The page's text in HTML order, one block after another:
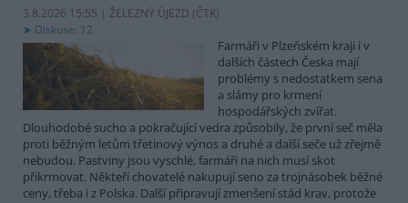
3.8.2026 15:55 | ŽELEZNÝ ÚJEZD (ČTK)
Diskuse: 12
Farmáři v Plzeňském kraji i v
dalších částech Česka mají
problémy s nedostatkem sena
a slámy pro krmení
hospodářských zvířat.
Dlouhodobé sucho a pokračující vedra způsobily, že první seč měla
proti běžným letům třetinový výnos a druhé a další seče už zřejmě
nebudou. Pastviny jsou vyschlé, farmáři na nich musí skot
přikrmovat. Někteří chovatelé nakupují seno za trojnásobek běžné
ceny, třeba i z Polska. Další připravují zmenšení stád krav, protože